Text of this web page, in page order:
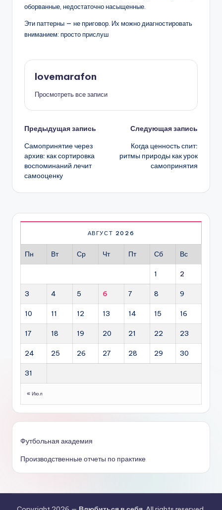
оборванные, недостаточно насыщенные.
Эти паттерны — не приговор. Их можно диагностировать
вниманием: просто прислуш
lovemarafon
Просмотреть все записи
Навигация
записи
Предыдущая запись
Самопринятие через
архив: как сортировка
воспоминаний лечит
самооценку
Следующая запись
Когда ценность спит:
ритмы природы как урок
самопринятия
АВГУСТ 2026
Пн Вт Ср Чт Пт Сб Вс
1 2
3 4 5 6 7 8 9
10 11 12 13 14 15 16
17 18 19 20 21 22 23
24 25 26 27 28 29 30
31
« Июл
Футбольная академия
Производственные отчеты по практике